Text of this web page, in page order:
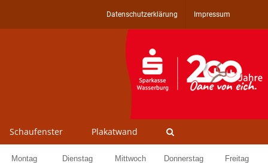
Datenschutzerklärung Impressum
Schaufenster Plakatwand